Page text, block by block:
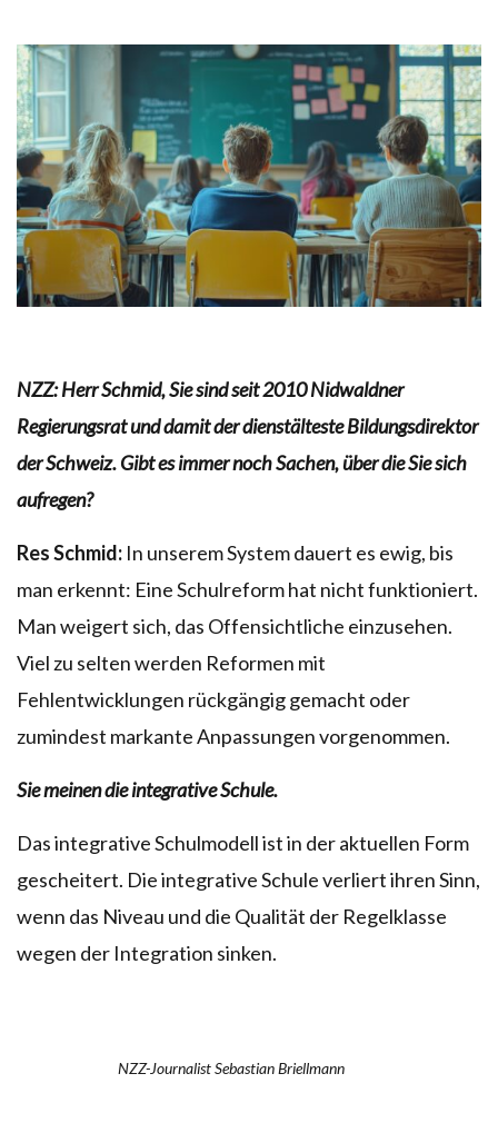
NZZ:Herr Schmid, Sie sind seit 2010 Nidwaldner
Regierungsrat und damit der dienstälteste Bildungsdirektor
der Schweiz. Gibt es immer noch Sachen, über die Sie sich
aufregen?
Res Schmid: In unserem System dauert es ewig, bis
man erkennt: Eine Schulreform hat nicht funktioniert.
Man weigert sich, das Offensichtliche einzusehen.
Viel zu selten werden Reformen mit
Fehlentwicklungen rückgängig gemacht oder
zumindest markante Anpassungen vorgenommen.
Sie meinen die integrative Schule.
Das integrative Schulmodell ist in der aktuellen Form
gescheitert. Die integrative Schule verliert ihren Sinn,
wenn das Niveau und die Qualität der Regelklasse
wegen der Integration sinken.
NZZ-Journalist Sebastian Briellmann